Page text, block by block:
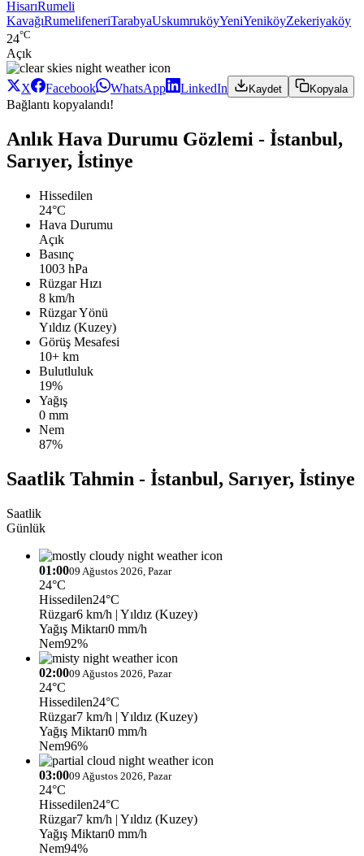
HisarıRumeli
KavağıRumelifeneriTarabyaUskumruköyYeniYeniköyZekeriyaköy
24°C
Açık
X Facebook WhatsApp LinkedIn Kaydet Kopyala
Bağlantı kopyalandı!
Anlık Hava Durumu Gözlemi - İstanbul,
Sarıyer, İstinye
Hissedilen
24°C
Hava Durumu
Açık
Basınç
1003 hPa
Rüzgar Hızı
8 km/h
Rüzgar Yönü
Yıldız (Kuzey)
Görüş Mesafesi
10+ km
Bulutluluk
19%
Yağış
0 mm
Nem
87%
Saatlik Tahmin - İstanbul, Sarıyer, İstinye
Saatlik
Günlük
01:0009 Ağustos 2026, Pazar
24°C
Hissedilen24°C
Rüzgar6 km/h | Yıldız (Kuzey)
Yağış Miktarı0 mm/h
Nem92%
02:0009 Ağustos 2026, Pazar
24°C
Hissedilen24°C
Rüzgar7 km/h | Yıldız (Kuzey)
Yağış Miktarı0 mm/h
Nem96%
03:0009 Ağustos 2026, Pazar
24°C
Hissedilen24°C
Rüzgar7 km/h | Yıldız (Kuzey)
Yağış Miktarı0 mm/h
Nem94%